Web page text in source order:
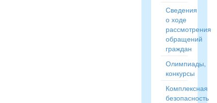
Сведения
о ходе
рассмотрения
обращений
граждан
Олимпиады,
конкурсы
Комплексная
безопасность